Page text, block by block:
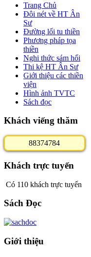
Trang Chủ
Đôi nét về HT Ân
Sư
Đường lối tu thiền
Phương pháp tọa
thiền
Nghi thức sám hối
Thi kệ HT Ân Sư
Giới thiệu các thiền
viện
Hình ảnh TVTC
Sách đọc
Khách viếng thăm
88374784
Khách trực tuyến
Có 110 khách trực tuyến
Sách Đọc
Giới thiệu